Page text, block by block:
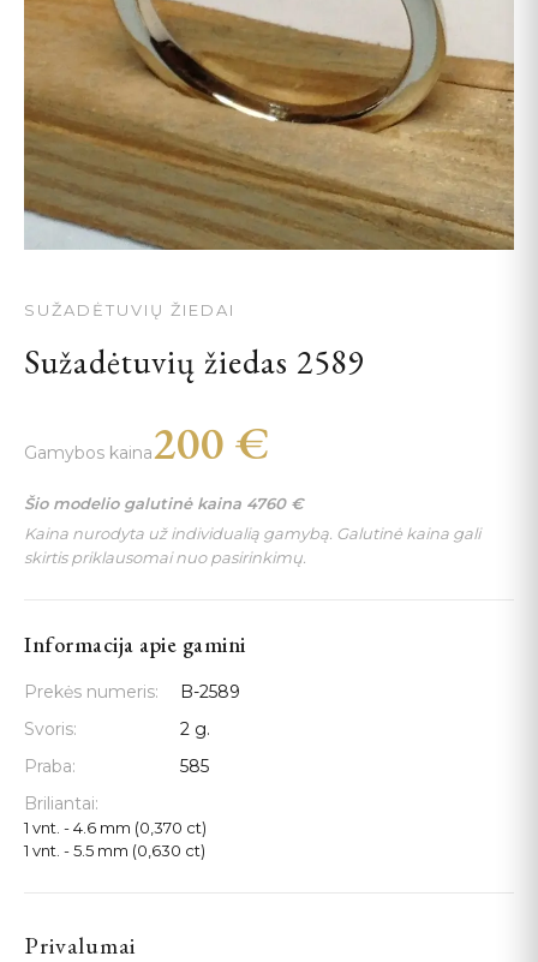
SUŽADĖTUVIŲ ŽIEDAI
Sužadėtuvių žiedas 2589
Gamybos kaina200 €
Šio modelio galutinė kaina 4760 €
Kaina nurodyta už individualią gamybą. Galutinė kaina gali
skirtis priklausomai nuo pasirinkimų.
Informacija apie gamini
Prekės numeris:
B-2589
Svoris:
2 g.
Praba:
585
Briliantai:
1 vnt. - 4.6 mm (0,370 ct)
1 vnt. - 5.5 mm (0,630 ct)
Privalumai